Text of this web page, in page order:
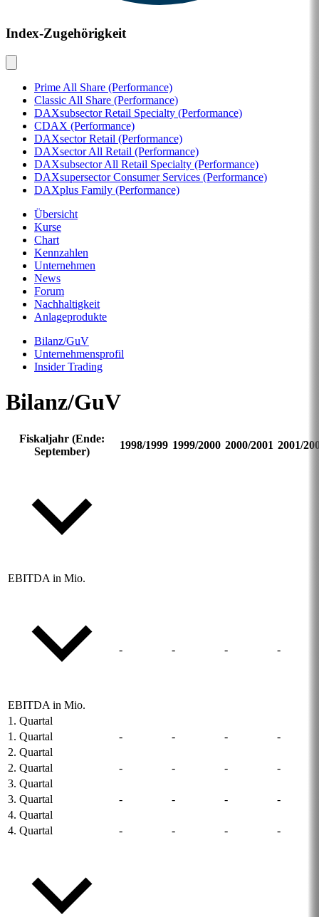
Index-Zugehörigkeit
Prime All Share (Performance)
Classic All Share (Performance)
DAXsubsector Retail Specialty (Performance)
CDAX (Performance)
DAXsector Retail (Performance)
DAXsector All Retail (Performance)
DAXsubsector All Retail Specialty (Performance)
DAXsupersector Consumer Services (Performance)
DAXplus Family (Performance)
Übersicht
Kurse
Chart
Kennzahlen
Unternehmen
News
Forum
Nachhaltigkeit
Anlageprodukte
Bilanz/GuV
Unternehmensprofil
Insider Trading
Bilanz/GuV
Fiskaljahr (Ende:
September)
1998/1999 1999/2000 2000/2001 2001/
EBITDA in Mio.
EBITDA in Mio.
- - - -
1. Quartal
1. Quartal
- - -
-
2. Quartal
2. Quartal
- - -
-
3. Quartal
3. Quartal
- - -
-
4. Quartal
4. Quartal
- - - -